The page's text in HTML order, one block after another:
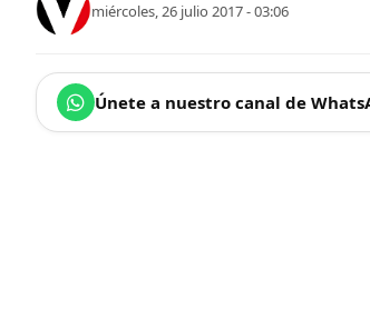
miércoles, 26 julio 2017 - 03:06
Únete a nuestro canal de